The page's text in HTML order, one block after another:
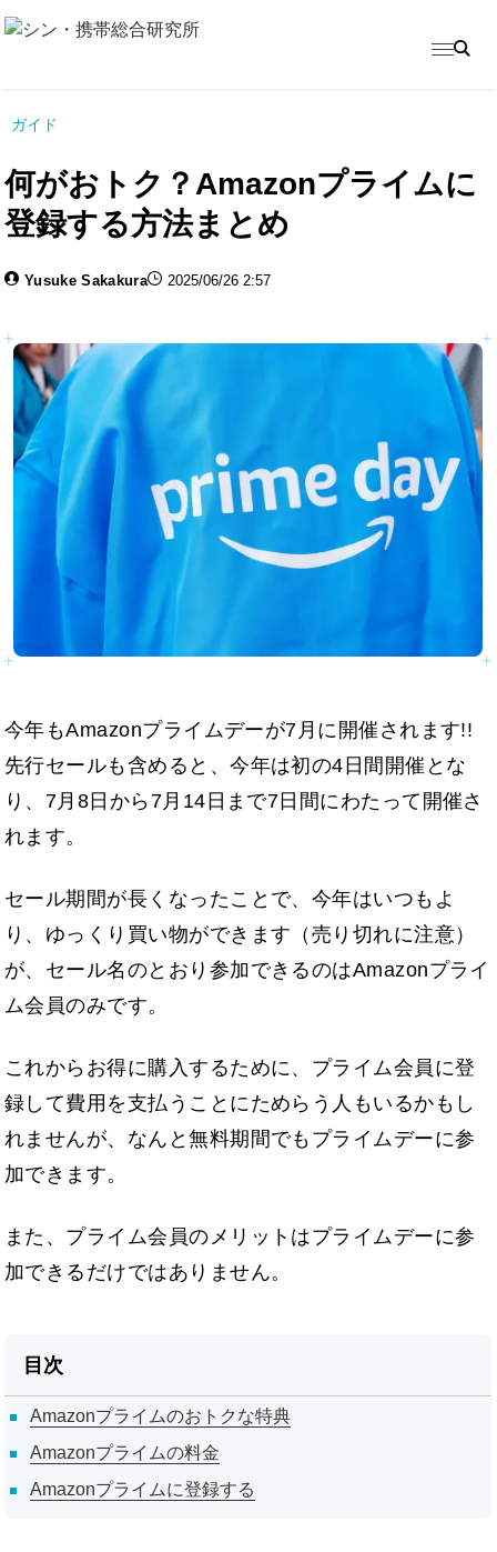
ガイド
何がおトク？Amazonプライムに
登録する方法まとめ
Yusuke Sakakura 2025/06/26 2:57
今年もAmazonプライムデーが7月に開催されます!!
先行セールも含めると、今年は初の4日間開催とな
り、7月8日から7月14日まで7日間にわたって開催さ
れます。
セール期間が長くなったことで、今年はいつもよ
り、ゆっくり買い物ができます（売り切れに注意）
が、セール名のとおり参加できるのはAmazonプライ
ム会員のみです。
これからお得に購入するために、プライム会員に登
録して費用を支払うことにためらう人もいるかもし
れませんが、なんと無料期間でもプライムデーに参
加できます。
また、プライム会員のメリットはプライムデーに参
加できるだけではありません。
目次
Amazonプライムのおトクな特典
Amazonプライムの料金
Amazonプライムに登録する